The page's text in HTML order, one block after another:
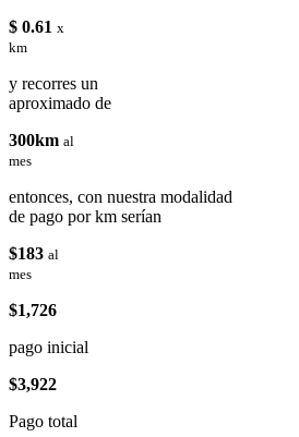
$ 0.61 x
km
y recorres un
aproximado de
300km al
mes
entonces, con nuestra modalidad
de pago por km serían
$183 al
mes
$1,726
pago inicial
$3,922
Pago total